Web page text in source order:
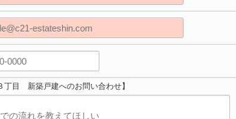
丁目 新築戸建へのお問い合わせ】